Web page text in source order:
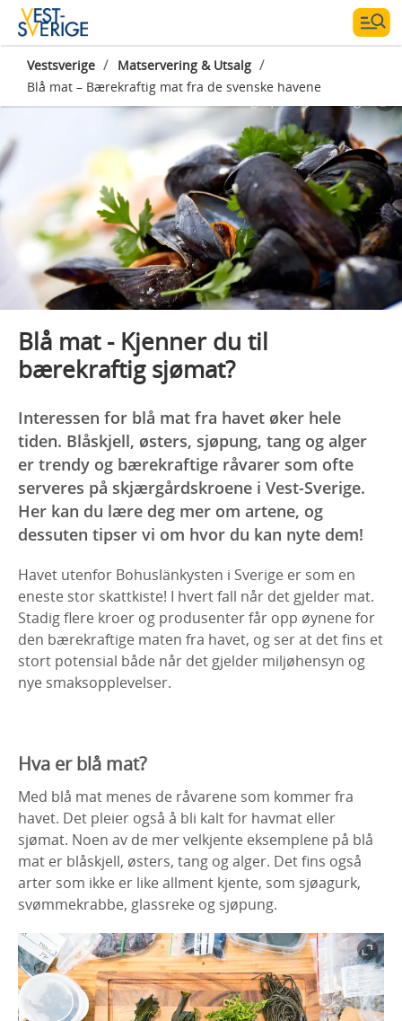
Vestsverige / Matservering & Utsalg /
Blå mat – Bærekraftig mat fra de svenske havene
Blå mat - Kjenner du til
bærekraftig sjømat?
Interessen for blå mat fra havet øker hele
tiden. Blåskjell, østers, sjøpung, tang og alger
er trendy og bærekraftige råvarer som ofte
serveres på skjærgårdskroene i Vest-Sverige.
Her kan du lære deg mer om artene, og
dessuten tipser vi om hvor du kan nyte dem!
Havet utenfor Bohuslänkysten i Sverige er som en
eneste stor skattkiste! I hvert fall når det gjelder mat.
Stadig flere kroer og produsenter får opp øynene for
den bærekraftige maten fra havet, og ser at det fins et
stort potensial både når det gjelder miljøhensyn og
nye smaksopplevelser.
Hva er blå mat?
Med blå mat menes de råvarene som kommer fra
havet. Det pleier også å bli kalt for havmat eller
sjømat. Noen av de mer velkjente eksemplene på blå
mat er blåskjell, østers, tang og alger. Det fins også
arter som ikke er like allment kjente, som sjøagurk,
svømmekrabbe, glassreke og sjøpung.